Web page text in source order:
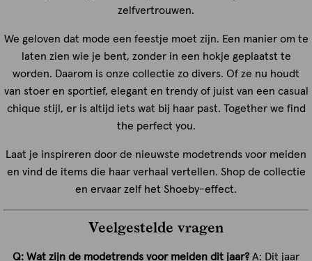
zelfvertrouwen.
We geloven dat mode een feestje moet zijn. Een manier om te
laten zien wie je bent, zonder in een hokje geplaatst te
worden. Daarom is onze collectie zo divers. Of ze nu houdt
van stoer en sportief, elegant en trendy of juist van een casual
chique stijl, er is altijd iets wat bij haar past. Together we find
the perfect you.
Laat je inspireren door de nieuwste modetrends voor meiden
en vind de items die haar verhaal vertellen. Shop de collectie
en ervaar zelf het Shoeby-effect.
Veelgestelde vragen
Q: Wat zijn de modetrends voor meiden dit jaar? A: Dit jaar